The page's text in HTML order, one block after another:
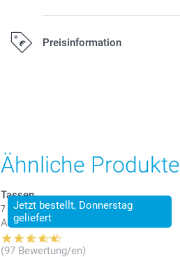
Preisinformation
Ähnliche Produkte
Jetzt bestellt, Donnerstag
geliefert
Tassen
7 Varianten
Ab 9,95
(97 Bewertung/en)